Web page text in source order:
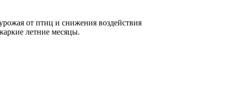
от птиц и снижения воздействия
летние месяцы.